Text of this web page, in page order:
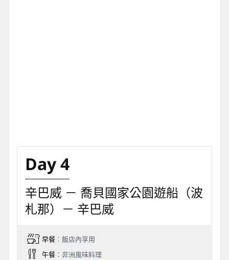
Day 4
辛巴威 － 喬貝國家公園遊船（波
札那）－ 辛巴威
早餐：飯店內享用
午餐：非洲風味料理